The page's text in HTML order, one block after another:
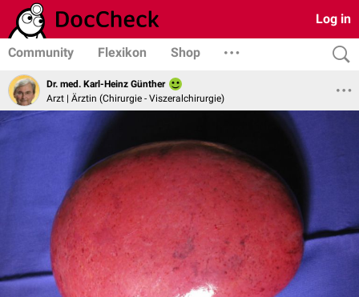
Log in
Community Flexikon Shop
Dr. med. Karl-Heinz Günther
Arzt | Ärztin (Chirurgie - Viszeralchirurgie)